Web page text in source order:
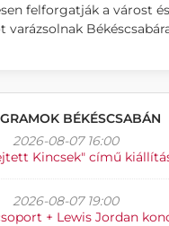
felforgatják a várost
BÉKÉSCSABÁN
2026-08-07 16:00
Kincsek" című
2026-08-07 19:00
+ Lewis Jordan